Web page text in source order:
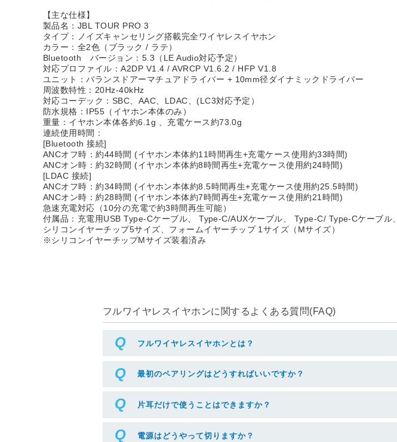
【主な仕様】
製品名：JBL TOUR PRO 3
タイプ：ノイズキャンセリング搭載完全ワイヤレスイヤホン
カラー：全2色（ブラック / ラテ）
Bluetooth バージョン：5.3（LE Audio対応予定）
対応プロファイル：A2DP V1.4 / AVRCP V1.6.2 / HFP V1.8
ユニット：バランスドアーマチュアドライバー + 10mm径ダイナミックドライバー
周波数特性：20Hz-40kHz
対応コーデック：SBC、AAC、LDAC、(LC3対応予定）
防水規格：IP55（イヤホン本体のみ）
重量：イヤホン本体各約6.1g 、充電ケース約73.0g
連続使用時間：
[Bluetooth 接続]
ANCオフ時：約44時間 (イヤホン本体約11時間再生+充電ケース使用約33時間)
ANCオン時：約32時間 (イヤホン本体約8時間再生+充電ケース使用約24時間)
[LDAC 接続]
ANCオフ時：約34時間 (イヤホン本体約8.5時間再生+充電ケース使用約25.5時間)
ANCオン時：約28時間 (イヤホン本体約7時間再生+充電ケース使用約21時間)
急速充電対応（10分の充電で約3時間再生可能）
付属品：充電用USB Type-Cケーブル、 Type-C/AUXケーブル、 Type-C/ Type-Cケーブル、
シリコンイヤーチップ5サイズ、フォームイヤーチップ 1サイズ（Mサイズ）
※シリコンイヤーチップMサイズ装着済み
フルワイヤレスイヤホンに関するよくある質問(FAQ)
フルワイヤレスイヤホンとは？
最初のペアリングはどうすればいいですか？
片耳だけで使うことはできますか？
電源はどうやって切りますか？